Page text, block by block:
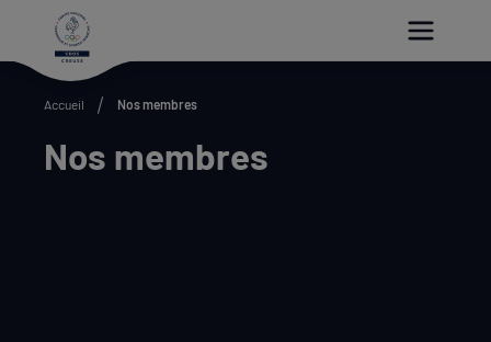
Accueil Nos membres
Nos membres
Paramétrer les cookies